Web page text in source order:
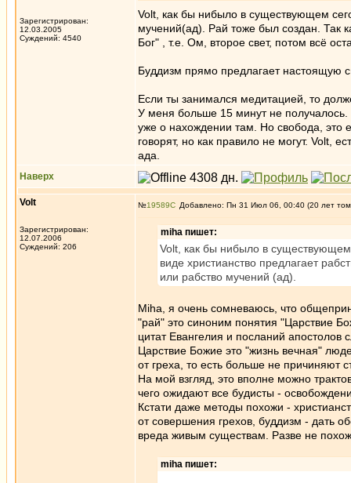
Зарегистрирован:
12.03.2005
Суждений: 4540
Volt, как бы нибыло в существующем
мучений(ад). Рай тоже был создан. Так
Бог" , т.е. Ом, второе свет, потом всё
Буддизм прямо предлагает настоящую
Если ты занимался медитацией, то
У меня больше 15 минут не
уже о нахождении там. Но свобода, это
говорят, но как правило не могут. Volt,
ада.
Наверх
Volt
Зарегистрирован:
12.07.2006
Суждений: 206
№19589 Добавлено: Пн 31 Июл 06, 00:40 (20 лет
miha пишет:
Volt, как бы нибыло в существующем
виде христианство предлагает
или рабство мучений (ад).
Miha, я очень сомневаюсь, что
"рай" это синоним понятия "Царствие
цитат Евангелия и посланий апостолов
Царствие Божие это "жизнь вечная"
от греха, то есть больше не причиняют
На мой взгляд, это вполне можно
чего ожидают все будисты -
Кстати даже методы похожи -
от совершения грехов, буддизм - дать
вреда живым существам. Разве не
miha пишет: